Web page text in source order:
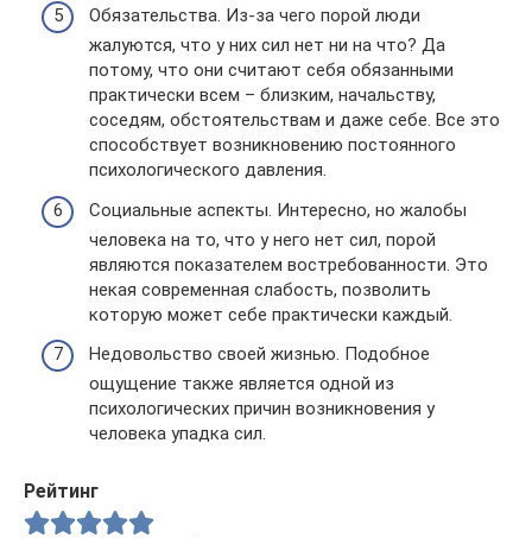
Обязательства. Из-за чего порой люди
жалуются, что у них сил нет ни на что? Да
потому, что они считают себя обязанными
практически всем – близким, начальству,
соседям, обстоятельствам и даже себе. Все это
способствует возникновению постоянного
психологического давления.
Социальные аспекты. Интересно, но жалобы
человека на то, что у него нет сил, порой
являются показателем востребованности. Это
некая современная слабость, позволить
которую может себе практически каждый.
Недовольство своей жизнью. Подобное
ощущение также является одной из
психологических причин возникновения у
человека упадка сил.
Рейтинг